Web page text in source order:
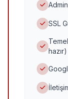
SSL
hazır)